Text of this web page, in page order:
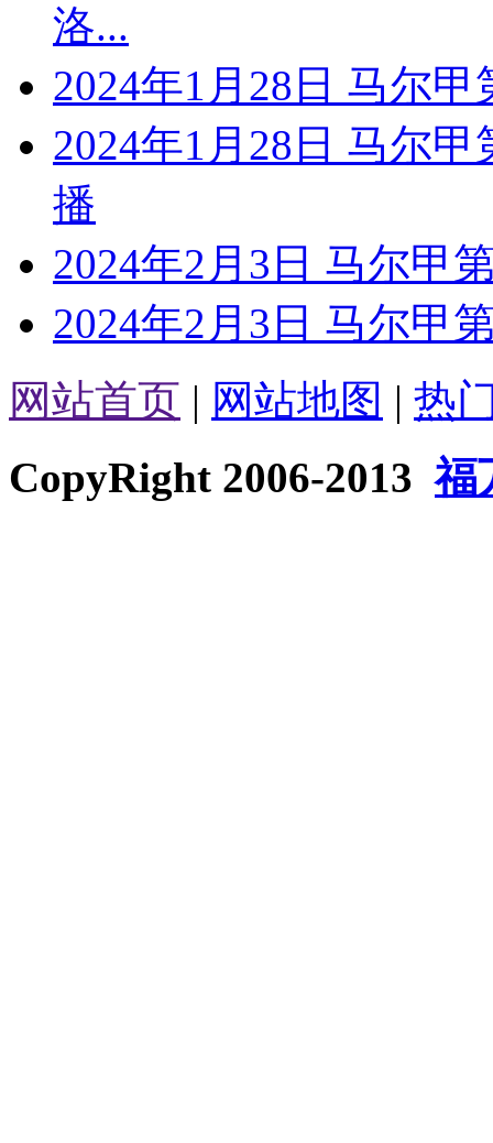
洛...
2024年1月28日 马尔
2024年1月28日 马尔
播
2024年2月3日 马尔甲
2024年2月3日 马尔甲
网站首页 | 网站地图 | 热
CopyRight 2006-2013福